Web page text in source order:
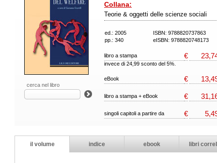
cerca nel libro
Collana:
Teorie & oggetti delle scienze sociali
ed.: 2005
ISBN: 9788820737863
pp.: 340
eISBN: 9788820748173
libro a stampa €
invece di 24,99 sconto del 5%.
eBook €
libro a stampa + eBook €
singoli capitoli a partire da €
il volume indice ebook libri